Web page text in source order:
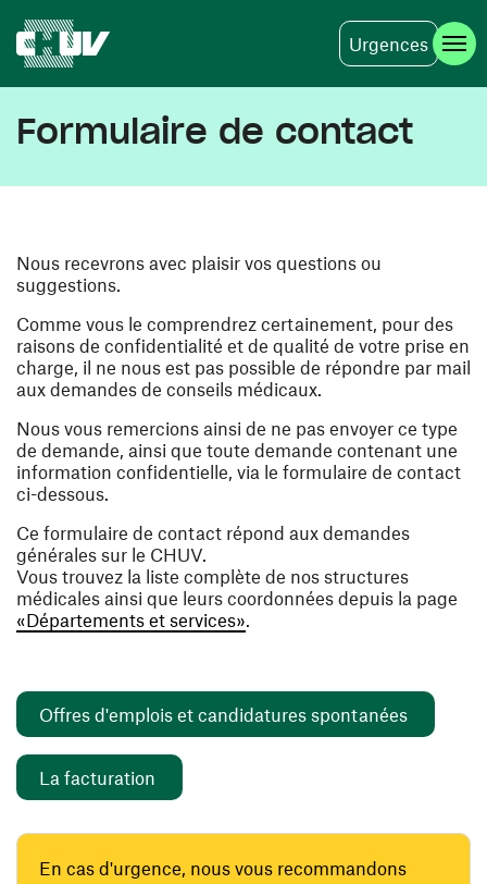
Urgences
Formulaire de contact
Nous recevrons avec plaisir vos questions ou
suggestions.
Comme vous le comprendrez certainement, pour des
raisons de confidentialité et de qualité de votre prise en
charge, il ne nous est pas possible de répondre par mail
aux demandes de conseils médicaux.
Nous vous remercions ainsi de ne pas envoyer ce type
de demande, ainsi que toute demande contenant une
information confidentielle, via le formulaire de contact
ci-dessous.
Ce formulaire de contact répond aux demandes
générales sur le CHUV.
Vous trouvez la liste complète de nos structures
médicales ainsi que leurs coordonnées depuis la page
«Départements et services».
Offres d'emplois et candidatures spontanées
La facturation
En cas d'urgence, nous vous recommandons